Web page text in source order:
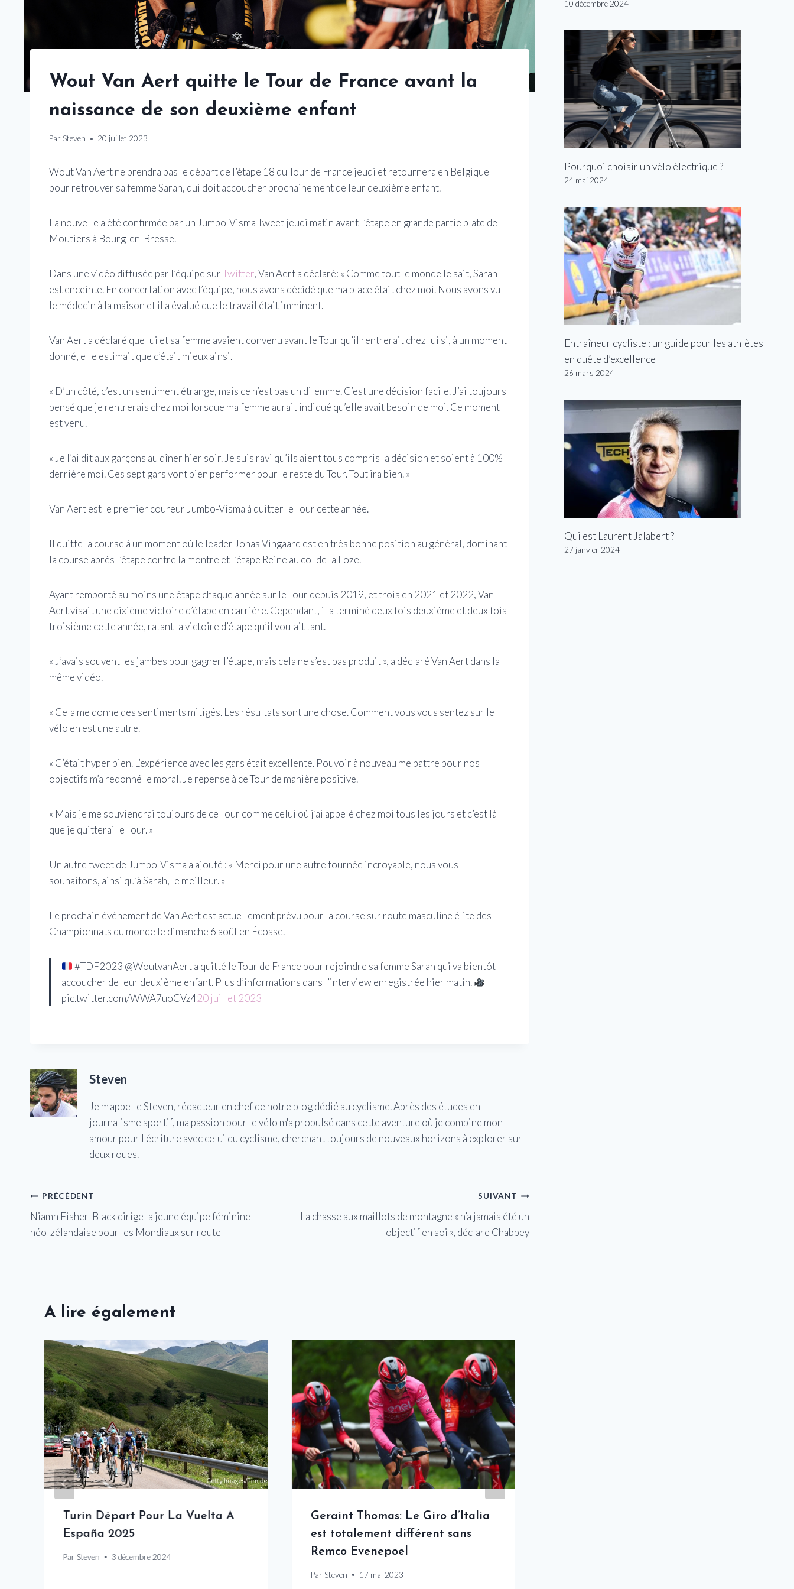
Wout Van Aert quitte le Tour de France avant la
naissance de son deuxième enfant
Par Steven 20 juillet 2023
Wout Van Aert ne prendra pas le départ de l’étape 18 du Tour de France jeudi et retournera en Belgique
pour retrouver sa femme Sarah, qui doit accoucher prochainement de leur deuxième enfant.
La nouvelle a été confirmée par un Jumbo-Visma Tweet jeudi matin avant l’étape en grande partie plate de
Moutiers à Bourg-en-Bresse.
Dans une vidéo diffusée par l’équipe surTwitter, Van Aert a déclaré: « Comme tout le monde le sait, Sarah
est enceinte. En concertation avec l’équipe, nous avons décidé que ma place était chez moi. Nous avons vu
le médecin à la maison et il a évalué que le travail était imminent.
Van Aert a déclaré que lui et sa femme avaient convenu avant le Tour qu’il rentrerait chez lui si, à un moment
donné, elle estimait que c’était mieux ainsi.
« D’un côté, c’est un sentiment étrange, mais ce n’est pas un dilemme. C’est une décision facile. J’ai toujours
pensé que je rentrerais chez moi lorsque ma femme aurait indiqué qu’elle avait besoin de moi. Ce moment
est venu.
« Je l’ai dit aux garçons au dîner hier soir. Je suis ravi qu’ils aient tous compris la décision et soient à 100%
derrière moi. Ces sept gars vont bien performer pour le reste du Tour. Tout ira bien. »
Van Aert est le premier coureur Jumbo-Visma à quitter le Tour cette année.
Il quitte la course à un moment où le leader Jonas Vingaard est en très bonne position au général, dominant
la course après l’étape contre la montre et l’étape Reine au col de la Loze.
Ayant remporté au moins une étape chaque année sur le Tour depuis 2019, et trois en 2021 et 2022, Van
Aert visait une dixième victoire d’étape en carrière. Cependant, il a terminé deux fois deuxième et deux fois
troisième cette année, ratant la victoire d’étape qu’il voulait tant.
« J’avais souvent les jambes pour gagner l’étape, mais cela ne s’est pas produit », a déclaré Van Aert dans la
même vidéo.
« Cela me donne des sentiments mitigés. Les résultats sont une chose. Comment vous vous sentez sur le
vélo en est une autre.
« C’était hyper bien. L’expérience avec les gars était excellente. Pouvoir à nouveau me battre pour nos
objectifs m’a redonné le moral. Je repense à ce Tour de manière positive.
« Mais je me souviendrai toujours de ce Tour comme celui où j’ai appelé chez moi tous les jours et c’est là
que je quitterai le Tour. »
Un autre tweet de Jumbo-Visma a ajouté : « Merci pour une autre tournée incroyable, nous vous
souhaitons, ainsi qu’à Sarah, le meilleur. »
Le prochain événement de Van Aert est actuellement prévu pour la course sur route masculine élite des
Championnats du monde le dimanche 6 août en Écosse.
#TDF2023 @WoutvanAert a quitté le Tour de France pour rejoindre sa femme Sarah qui va bientôt
accoucher de leur deuxième enfant. Plus d’informations dans l’interview enregistrée hier matin.
pic.twitter.com/WWA7uoCVz420 juillet 2023
Steven
Je m'appelle Steven, rédacteur en chef de notre blog dédié au cyclisme. Après des études en
journalisme sportif, ma passion pour le vélo m'a propulsé dans cette aventure où je combine mon
amour pour l'écriture avec celui du cyclisme, cherchant toujours de nouveaux horizons à explorer sur
deux roues.
Navigation
de
PRÉCÉDENT
Niamh Fisher-Black dirige la jeune équipe féminine
néo-zélandaise pour les Mondiaux sur route
SUIVANT
La chasse aux maillots de montagne « n’a jamais été un
objectif en soi », déclare Chabbey
A lire également
Turin Départ Pour La Vuelta A
España 2025
Par Steven 3 décembre 2024
Geraint Thomas: Le Giro d’Italia
est totalement différent sans
Remco Evenepoel
Par Steven 17 mai 2023
10 décembre 2024
Pourquoi choisir un vélo électrique ?
24 mai 2024
Entraîneur cycliste : un guide pour les athlètes
en quête d’excellence
26 mars 2024
Qui est Laurent Jalabert ?
27 janvier 2024